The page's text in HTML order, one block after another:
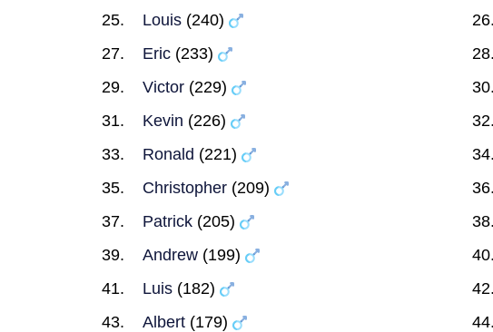
Louis (240)
Eric (233)
Victor (229)
Kevin (226)
Ronald (221)
Christopher (209)
Patrick (205)
Andrew (199)
Luis (182)
Albert (179)